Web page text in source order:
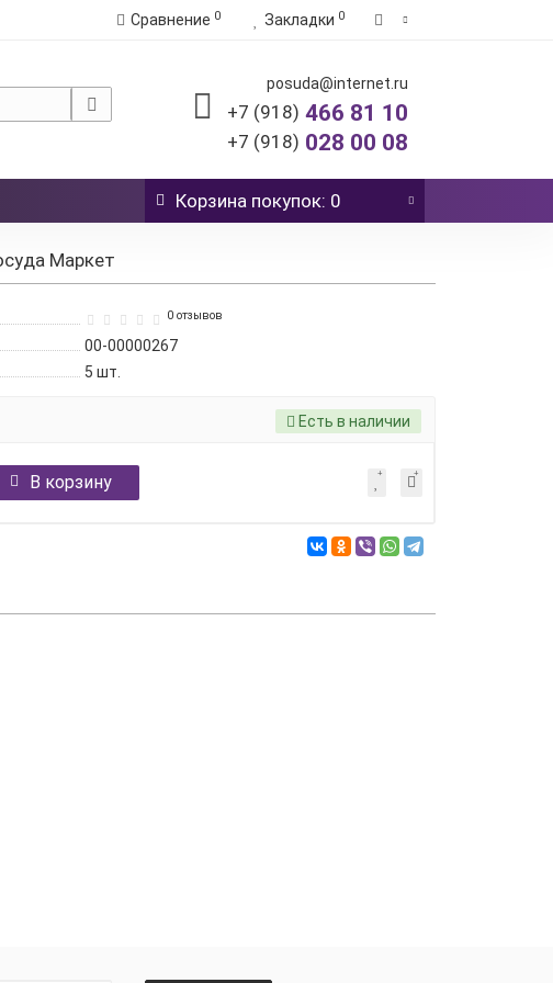
Сравнение 0 Закладки 0
posuda@internet.ru
+7 (918) 466 81 10
+7 (918) 028 00 08
Корзина покупок: 0
Маркет
0 отзывов
00-00000267
5 шт.
Есть в наличии
В корзину